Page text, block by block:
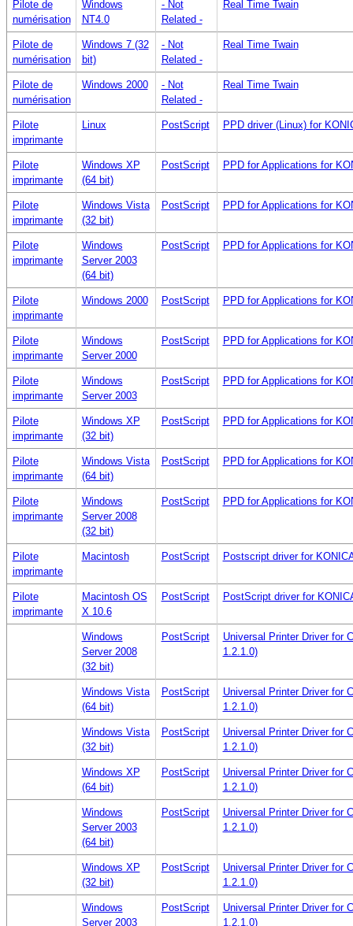
Pilote de
numérisation
Windows
NT4.0
- Not
Related -
Real Time Twain
Pilote de
numérisation
Windows 7 (32
bit)
- Not
Related -
Real Time Twain
Pilote de
numérisation
Windows 2000
- Not
Related -
Real Time Twain
Pilote
imprimante
Linux PostScript PPD driver (Linux) for
Pilote
imprimante
Windows XP
(64 bit)
PostScript PPD for Applications for
Pilote
imprimante
Windows Vista
(32 bit)
PostScript PPD for Applications for
Pilote
imprimante
Windows
Server 2003
(64 bit)
PostScript PPD for Applications for
Pilote
imprimante
Windows 2000 PostScript PPD for Applications for
Pilote
imprimante
Windows
Server 2000
PostScript PPD for Applications for
Pilote
imprimante
Windows
Server 2003
PostScript PPD for Applications for
Pilote
imprimante
Windows XP
(32 bit)
PostScript PPD for Applications for
Pilote
imprimante
Windows Vista
(64 bit)
PostScript PPD for Applications for
Pilote
imprimante
Windows
Server 2008
(32 bit)
PostScript PPD for Applications for
Pilote
imprimante
Macintosh PostScript Postscript driver for
Pilote
imprimante
Macintosh OS
X 10.6
PostScript PostScript driver for
Windows
Server 2008
(32 bit)
PostScript
Universal Printer Driver for
1.2.1.0)
Windows Vista
(64 bit)
PostScript
Universal Printer Driver for
1.2.1.0)
Windows Vista
(32 bit)
PostScript
Universal Printer Driver for
1.2.1.0)
Windows XP
(64 bit)
PostScript
Universal Printer Driver for
1.2.1.0)
Windows
Server 2003
(64 bit)
PostScript
Universal Printer Driver for
1.2.1.0)
Windows XP
(32 bit)
PostScript
Universal Printer Driver for
1.2.1.0)
Windows
Server 2003
PostScript
Universal Printer Driver for
1.2.1.0)